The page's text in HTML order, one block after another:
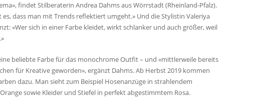
findet Stilberaterin Andrea Dahms aus Wörrstadt (Rheinland-Pfalz).
es, dass man mit Trends reflektiert umgeht.» Und die Stylistin Valeriya
«Wer sich in einer Farbe kleidet, wirkt schlanker und auch größer, weil
beliebte Farbe für das monochrome Outfit – und «mittlerweile bereits
für Kreative geworden», ergänzt Dahms. Ab Herbst 2019 kommen
dazu. Man sieht zum Beispiel Hosenanzüge in strahlendem
sowie Kleider und Stiefel in perfekt abgestimmtem Rosa.